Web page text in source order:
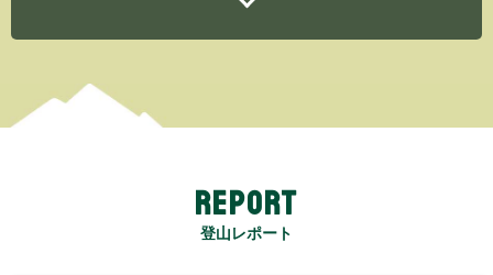
※また防災道具や暑さ対策商品も取り揃えており
ます。
さらに、山登りのための情報発信スペース『マウン
ーやイベントを開催いたしております！
REPORT
登山レポート